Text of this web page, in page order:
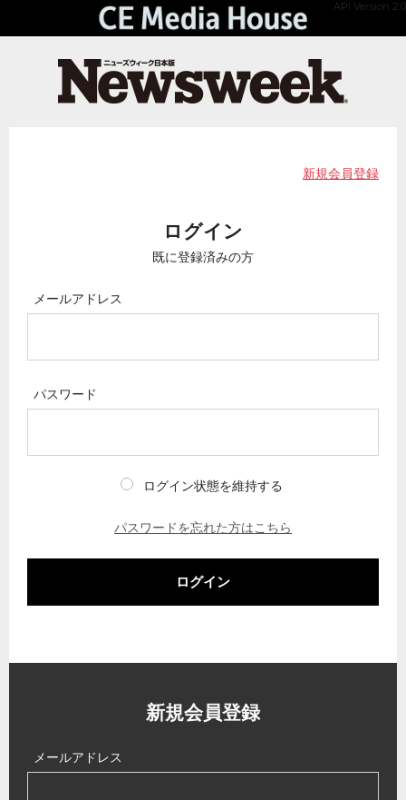
API Version 2.0
新規会員登録
ログイン
既に登録済みの方
メールアドレス
パスワード
ログイン状態を維持する
パスワードを忘れた方はこちら
ログイン
新規会員登録
メールアドレス